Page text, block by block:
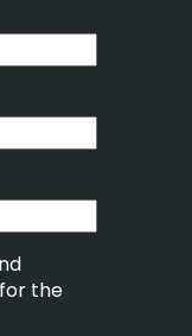
the